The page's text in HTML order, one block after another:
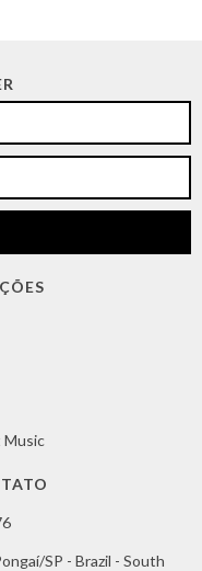
Music
SP - Brazil - South